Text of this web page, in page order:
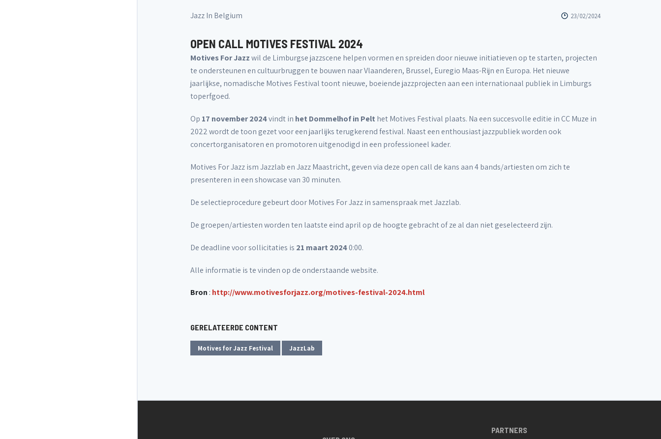
Jazz In Belgium 23/02/2024
OPEN CALL MOTIVES FESTIVAL 2024
Motives For Jazzwil de Limburgse jazzscene helpen vormen en spreiden door nieuwe initiatieven op te starten, projecten
te ondersteunen en cultuurbruggen te bouwen naar Vlaanderen, Brussel, Euregio Maas-Rijn en Europa. Het nieuwe
jaarlijkse, nomadische Motives Festival toont nieuwe, boeiende jazzprojecten aan een internationaal publiek in Limburgs
toperfgoed.
Op 17 november 2024vindt in het Dommelhof in Pelt het Motives Festival plaats. Na een succesvolle editie in CC Muze in
2022 wordt de toon gezet voor een jaarlijks terugkerend festival. Naast een enthousiast jazzpubliek worden ook
concertorganisatoren en promotoren uitgenodigd in een professioneel kader.
Motives For Jazz ism Jazzlab en Jazz Maastricht, geven via deze open call de kans aan 4 bands/artiesten om zich te
presenteren in een showcase van 30 minuten.
De selectieprocedure gebeurt door Motives For Jazz in samenspraak met Jazzlab.
De groepen/artiesten worden ten laatste eind april op de hoogte gebracht of ze al dan niet geselecteerd zijn.
De deadline voor sollicitaties is 21 maart 20240:00.
Alle informatie is te vinden op de onderstaande website.
Bron : http://www.motivesforjazz.org/motives-festival-2024.html
GERELATEERDE CONTENT
Motives for Jazz Festival JazzLab
PARTNERS